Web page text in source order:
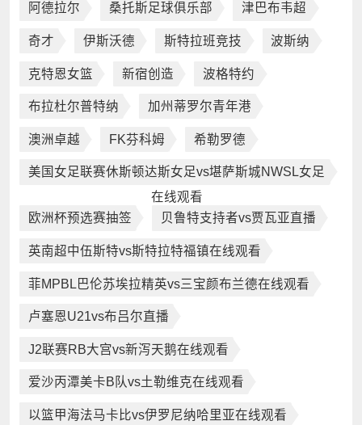
阿德拉尔 桑托斯足球俱乐部 津巴布韦超
奇才 伊斯沃德 斯特拉班竞技 波斯纳
克特恩女篮 新宿创造 波格特约
布拉杜尔普特纳 加州蒂罗尔青年港
澳洲卓越 FK芬科姆 希勒罗德
美国女足联赛休斯顿达斯女足vs堪萨斯城NWSL女足
在线观看
欧洲杯预选赛抽签
贝鲁特支持者vs贾瓦亚直播
英南超中伍斯特vs斯特拉特福镇在线观看
菲MPBL巴伦苏埃拉精英vs三宝颜布兰德在线观看
卢塞恩U21vs布吕尔直播
J2联赛RB大宫vs新泻天鹅在线观看
爱沙丙潭美卡B队vs土勒维克在线观看
以篮甲海法马卡比vs伊罗尼纳哈里亚在线观看